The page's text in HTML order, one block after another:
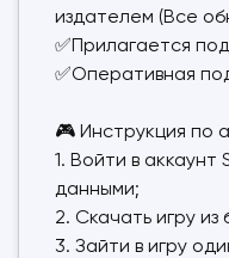
издателем (Все
✅Прилагается
✅Оперативная
🎮 Инструкция по
1. Войти в
данными;
2. Скачать игру из
3. Зайти в игру